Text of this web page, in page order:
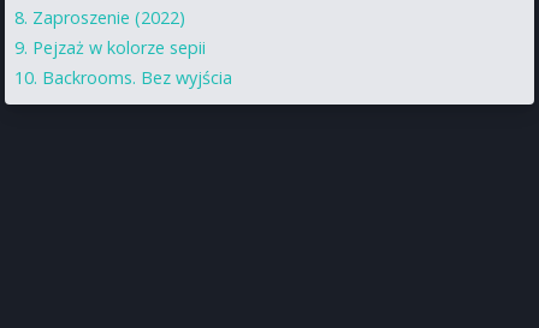
Zaproszenie (2022)
Pejzaż w kolorze sepii
Backrooms. Bez wyjścia